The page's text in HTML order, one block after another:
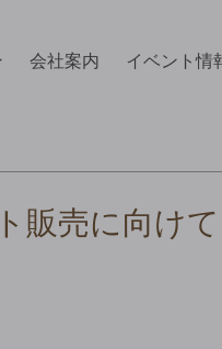
会社案内 イベント情
販売に向けて